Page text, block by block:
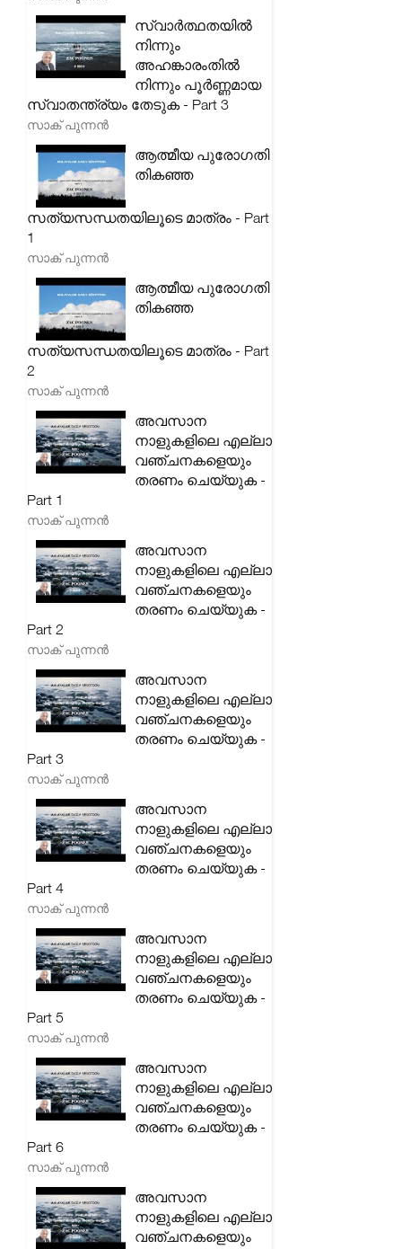
സ്വാർത്ഥതയിൽ
നിന്നും
അഹങ്കാരംതിൽ
നിന്നും പൂർണ്ണമായ
സ്വാതന്ത്ര്യം തേടുക - Part 3
സാക് പുന്നൻ
ആത്മീയ പുരോഗതി
തികഞ്ഞ
സത്യസന്ധതയിലൂടെ മാത്രം - Part
1
സാക് പുന്നൻ
ആത്മീയ പുരോഗതി
തികഞ്ഞ
സത്യസന്ധതയിലൂടെ മാത്രം - Part
2
സാക് പുന്നൻ
അവസാന
നാളുകളിലെ എല്ലാ
വഞ്ചനകളെയും
തരണം ചെയ്യുക -
Part 1
സാക് പുന്നൻ
അവസാന
നാളുകളിലെ എല്ലാ
വഞ്ചനകളെയും
തരണം ചെയ്യുക -
Part 2
സാക് പുന്നൻ
അവസാന
നാളുകളിലെ എല്ലാ
വഞ്ചനകളെയും
തരണം ചെയ്യുക -
Part 3
സാക് പുന്നൻ
അവസാന
നാളുകളിലെ എല്ലാ
വഞ്ചനകളെയും
തരണം ചെയ്യുക -
Part 4
സാക് പുന്നൻ
അവസാന
നാളുകളിലെ എല്ലാ
വഞ്ചനകളെയും
തരണം ചെയ്യുക -
Part 5
സാക് പുന്നൻ
അവസാന
നാളുകളിലെ എല്ലാ
വഞ്ചനകളെയും
തരണം ചെയ്യുക -
Part 6
സാക് പുന്നൻ
അവസാന
നാളുകളിലെ എല്ലാ
വഞ്ചനകളെയും